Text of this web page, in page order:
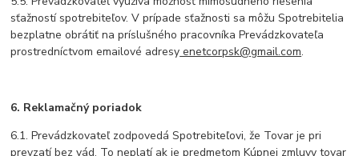
sťažností spotrebiteľov. V prípade sťažnosti sa môžu Spotrebitelia
bezplatne obrátiť na príslušného pracovníka Prevádzkovateľa
prostredníctvom emailové adresy enetcorpsk@gmail.com.
6. Reklamačný poriadok
6.1. Prevádzkovateľ zodpovedá Spotrebiteľovi, že Tovar je pri
prevzatí bez vád. To neplatí ak je predmetom Kúpnej zmluvy tovar